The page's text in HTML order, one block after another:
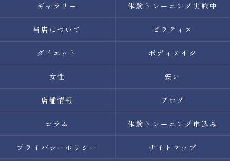
ギャラリー 体験トレーニング実施中
当店について ピラティス
ダイエット ボディメイク
女性 安い
店舗情報 ブログ
コラム 体験トレーニング申込み
プライバシーポリシー サイトマップ